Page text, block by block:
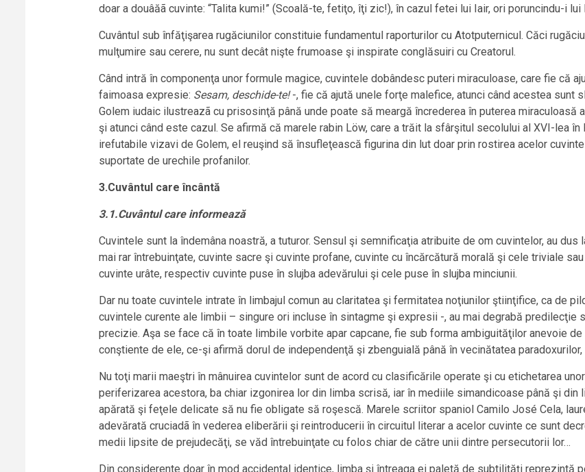
doar a douâăã cuvinte: “Talita kumi!” (Scoală-te, fetiţo, îţi zic!), în cazul fetei lui Iair, ori poruncindu-i
Cuvântul sub înfăţişarea rugăciunilor constituie fundamentul raporturilor cu Atotputernicul. Căci
mulţumire sau cerere, nu sunt decât nişte frumoase şi inspirate conglăsuiri cu Creatorul.
Când intră în componenţa unor formule magice, cuvintele dobândesc puteri miraculoase, care fie că
faimoasa expresie: Sesam, deschide-te!-, fie că ajută unele forţe malefice, atunci când acestea sunt
Golem iudaic ilustreazã cu prisosinţă până unde poate să meargă încrederea în puterea miraculoasă
şi atunci când este cazul. Se afirmă că marele rabin Löw, care a trăit la sfârşitul secolului al XVI-lea
irefutabile vizavi de Golem, el reuşind să însufleţească figurina din lut doar prin rostirea acelor
suportate de urechile profanilor.
3.Cuvântul care încântă
3.1.Cuvântul care informează
Cuvintele sunt la îndemâna noastră, a tuturor. Sensul şi semnificaţia atribuite de om cuvintelor, au
mai rar întrebuinţate, cuvinte sacre şi cuvinte profane, cuvinte cu încărcătură morală şi cele triviale
cuvinte urâte, respectiv cuvinte puse în slujba adevărului şi cele puse în slujba minciunii.
Dar nu toate cuvintele intrate în limbajul comun au claritatea şi fermitatea noţiunilor ştiinţifice, ca de
cuvintele curente ale limbii – singure ori incluse în sintagme şi expresii -, au mai degrabă
precizie. Aşa se face că în toate limbile vorbite apar capcane, fie sub forma ambiguităţilor anevoie
conştiente de ele, ce-şi afirmă dorul de independenţă şi zbenguială până în vecinătatea
Nu toţi marii maeştri în mânuirea cuvintelor sunt de acord cu clasificările operate şi cu etichetarea
periferizarea acestora, ba chiar izgonirea lor din limba scrisă, iar în mediile simandicoase până şi
apărată şi feţele delicate să nu fie obligate să roşescă. Marele scriitor spaniol Camilo José Cela,
adevărată cruciadã în vederea eliberării şi reintroducerii în circuitul literar a acelor cuvinte ce sunt
medii lipsite de prejudecăţi, se văd întrebuinţate cu folos chiar de către unii dintre persecutorii lor…
Din considerente doar în mod accidental identice, limba şi întreaga ei paletă de subtilităţi reprezintă